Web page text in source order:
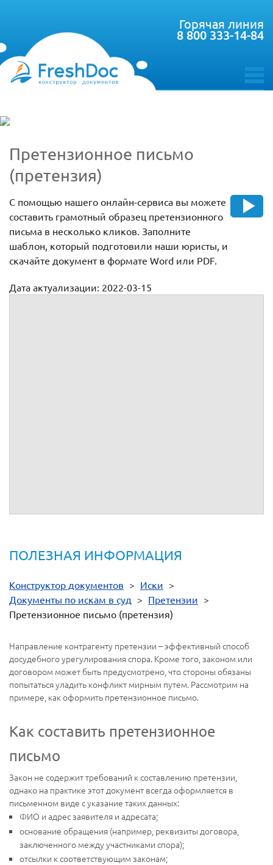
toggle
Горячая линия
8 800 333-14-84
Претензионное письмо
(претензия)
С помощью нашего онлайн-сервиса вы можете
составить грамотный образец претензионного
письма в несколько кликов. Заполните
шаблон, который подготовили наши юристы, и
скачайте документ в формате Word или PDF.
Дата актуализации: 2022-03-15
ПОЛЕЗНАЯ ИНФОРМАЦИЯ
Конструктор документов > Иски >
Документы по искам в суд > Претензии >
Претензионное письмо (претензия)
Направление контрагенту претензии – эффективный способ
досудебного урегулирования спора. Кроме того, законом или
договором может быть предусмотрено, что стороны обязаны
попытаться уладить конфликт мирным путем. Рассмотрим на
примере, как оформить претензионное письмо.
Как составить претензионное
письмо
Закон не содержит требований к составлению претензии,
однако на практике этот документ всегда оформляется в
письменном виде с указание таких данных:
ФИО и адрес заявителя и адресата;
основание обращения (например, реквизиты договора,
заключенного между участниками спора);
отсылки к соответствующим законам;